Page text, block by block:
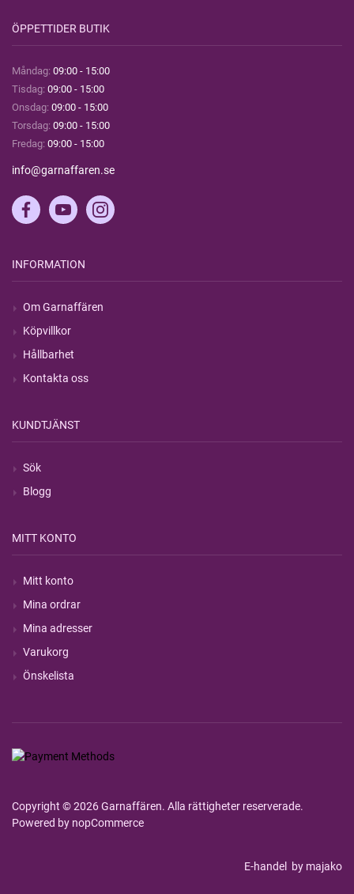
ÖPPETTIDER BUTIK
Måndag: 09:00 - 15:00
Tisdag: 09:00 - 15:00
Onsdag: 09:00 - 15:00
Torsdag: 09:00 - 15:00
Fredag: 09:00 - 15:00
info@garnaffaren.se
INFORMATION
Om Garnaffären
Köpvillkor
Hållbarhet
Kontakta oss
KUNDTJÄNST
Sök
Blogg
MITT KONTO
Mitt konto
Mina ordrar
Mina adresser
Varukorg
Önskelista
Copyright © 2026 Garnaffären. Alla rättigheter reserverade.
Powered by nopCommerce
E-handel by majako